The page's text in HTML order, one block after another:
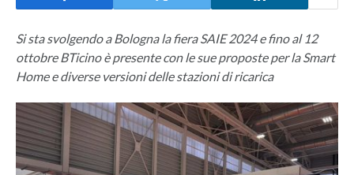
Si sta svolgendo a Bologna la fiera SAIE 2024 e fino al 12
ottobre BTicino è presente con le sue proposte per la Smart
Home e diverse versioni delle stazioni di ricarica